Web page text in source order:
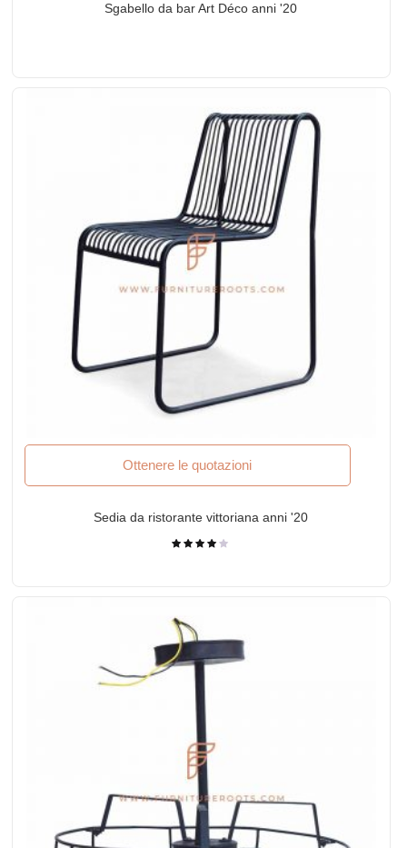
Sgabello da bar Art Déco anni '20
Ottenere le quotazioni
Sedia da ristorante vittoriana anni '20